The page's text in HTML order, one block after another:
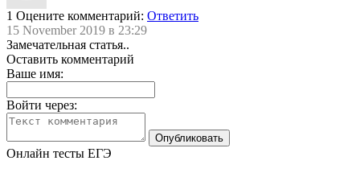
1 Оцените комментарий: Ответить
15 November 2019 в 23:29
Замечательная статья..
Оставить комментарий
Ваше имя:
Войти через:
Онлайн тесты ЕГЭ